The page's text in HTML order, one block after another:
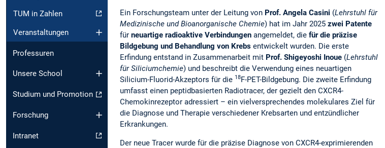
TUM in Zahlen
Veranstaltungen
Professuren
Unsere School
Studium und Promotion
Forschung
Intranet
Ein Forschungsteam unter der Leitung von Prof. Angela Casini (Lehrstuhl für
Medizinische und Bioanorganische Chemie) hat im Jahr 2025 zwei Patente
für neuartige radioaktive Verbindungen angemeldet, die für die präzise
Bildgebung und Behandlung von Krebs entwickelt wurden. Die erste
Erfindung entstand in Zusammenarbeit mit Prof. Shigeyoshi Inoue (Lehrstuhl
für Siliciumchemie) und beschreibt die Verwendung eines neuartigen
Silicium-Fluorid-Akzeptors für die 18F-PET-Bildgebung. Die zweite Erfindung
umfasst einen peptidbasierten Radiotracer, der gezielt den CXCR4-
Chemokinrezeptor adressiert – ein vielversprechendes molekulares Ziel für
die Diagnose und Therapie verschiedener Krebsarten und entzündlicher
Erkrankungen.
Der neue Tracer wurde für die präzise Diagnose von CXCR4-exprimierenden